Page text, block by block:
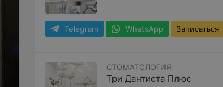
Telegram WhatsApp Записаться
СТОМАТОЛОГИЯ
Три Дантиста Плюс